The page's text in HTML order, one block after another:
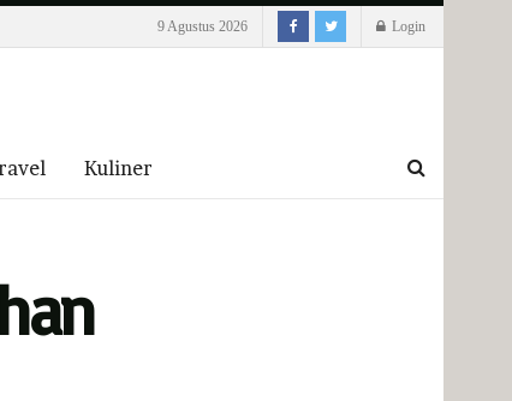
9 Agustus 2026 Login
Kuliner